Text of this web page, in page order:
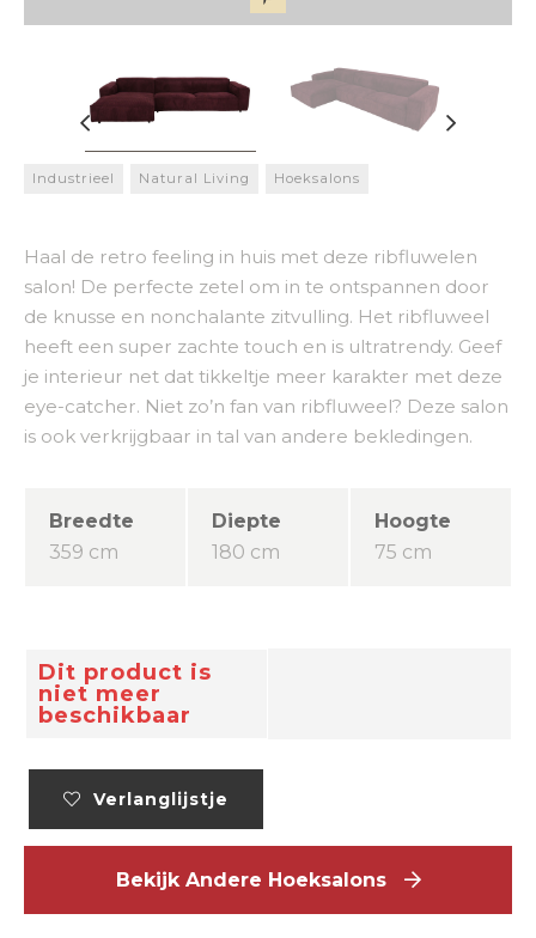
Industrieel Natural Living Hoeksalons
Haal de retro feeling in huis met deze ribfluwelen
salon! De perfecte zetel om in te ontspannen door
de knusse en nonchalante zitvulling. Het ribfluweel
heeft een super zachte touch en is ultratrendy. Geef
je interieur net dat tikkeltje meer karakter met deze
eye-catcher. Niet zo’n fan van ribfluweel? Deze salon
is ook verkrijgbaar in tal van andere bekledingen.
Breedte
359 cm
Diepte
180 cm
Hoogte
75 cm
Dit product is
niet meer
beschikbaar
Verlanglijstje
Bekijk Andere Hoeksalons